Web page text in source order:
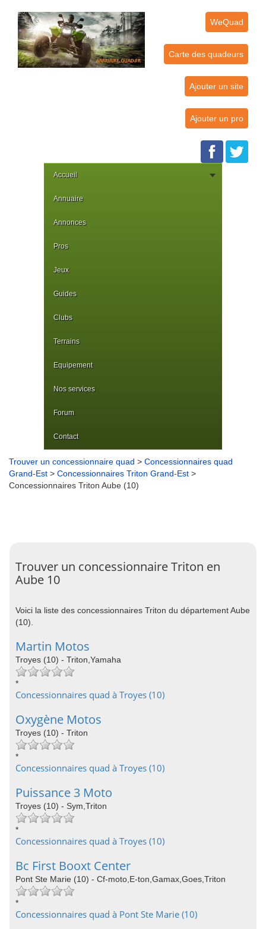
WeQuad
Carte des quadeurs
Ajouter un site
Ajouter un pro
Accueil
Annuaire
Annonces
Pros
Jeux
Guides
Clubs
Terrains
Equipement
Nos services
Forum
Contact
Trouver un concessionnaire quad > Concessionnaires quad
Grand-Est > Concessionnaires Triton Grand-Est >
Concessionnaires Triton Aube (10)
Trouver un concessionnaire Triton en
Aube 10
Voici la liste des concessionnaires Triton du département Aube
(10).
Martin Motos
Troyes (10) - Triton,Yamaha
*
Concessionnaires quad à Troyes (10)
Oxygène Motos
Troyes (10) - Triton
*
Concessionnaires quad à Troyes (10)
Puissance 3 Moto
Troyes (10) - Sym,Triton
*
Concessionnaires quad à Troyes (10)
Bc First Booxt Center
Pont Ste Marie (10) - Cf-moto,E-ton,Gamax,Goes,Triton
*
Concessionnaires quad à Pont Ste Marie (10)